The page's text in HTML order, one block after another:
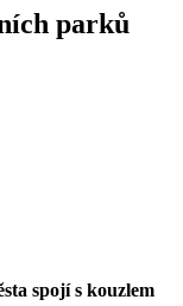
parků
spojí s kouzlem